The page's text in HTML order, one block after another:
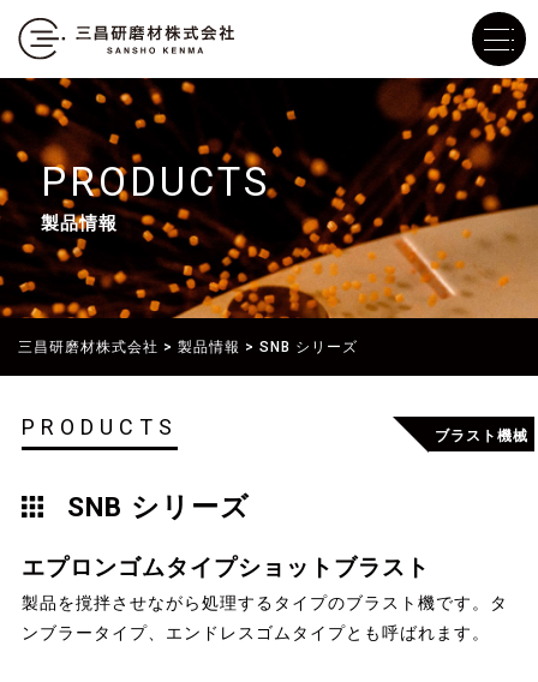
PRODUCTS
製品情報
三昌研磨材株式会社 > 製品情報 > SNB シリーズ
PRODUCTS
SNB シリーズ
ブラスト機械
エプロンゴムタイプショットブラスト
製品を撹拌させながら処理するタイプのブラスト機です。タ
ンブラータイプ、エンドレスゴムタイプとも呼ばれます。